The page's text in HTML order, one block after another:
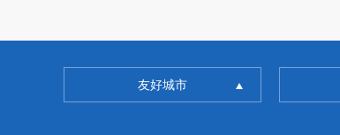
友好城市